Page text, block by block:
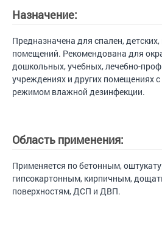
Назначение:
Предназначена для спален, детских,
помещений. Рекомендована для
дошкольных, учебных, лечебно-
учреждениях и других помещениях
режимом влажной дезинфекции.
Область применения:
Применяется по бетонным,
гипсокартонным, кирпичным,
поверхностям, ДСП и ДВП.